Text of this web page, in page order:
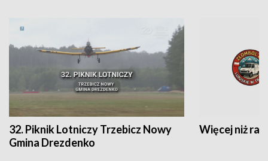
32. Piknik Lotniczy Trzebicz Nowy
Gmina Drezdenko
Więcej niż rajd